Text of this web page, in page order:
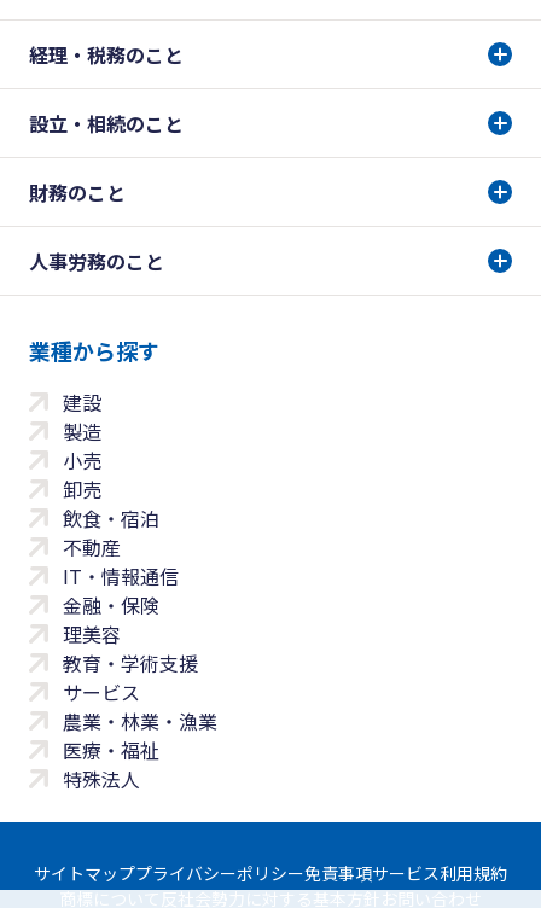
経理・税務のこと
設立・相続のこと
財務のこと
人事労務のこと
業種から探す
建設
製造
小売
卸売
飲食・宿泊
不動産
IT・情報通信
金融・保険
理美容
教育・学術支援
サービス
農業・林業・漁業
医療・福祉
特殊法人
サイトマッププライバシーポリシー免責事項サービス利用規約
商標について 反社会勢力に対する基本方針 お問い合わせ